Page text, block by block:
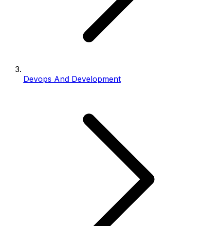
Devops And Development